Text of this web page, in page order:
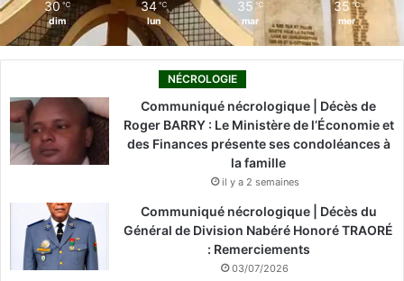
30 ℃
dim
34 ℃
lun
35 ℃
mar
35 ℃
mer
NÉCROLOGIE
Communiqué nécrologique | Décès de
Roger BARRY : Le Ministère de l’Économie et
des Finances présente ses condoléances à
la famille
il y a 2 semaines
Communiqué nécrologique | Décès du
Général de Division Nabéré Honoré TRAORÉ
: Remerciements
03/07/2026